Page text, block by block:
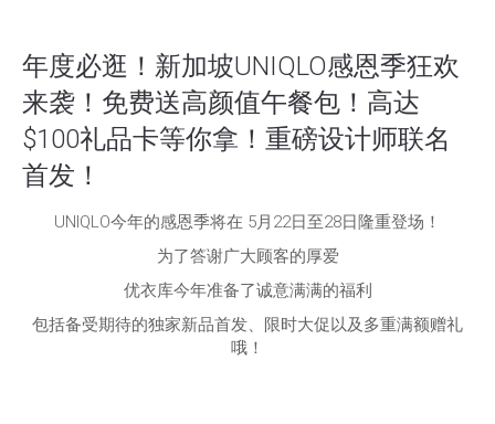
年度必逛！新加坡UNIQLO感恩季狂欢
来袭！免费送高颜值午餐包！高达
$100礼品卡等你拿！重磅设计师联名
首发！
UNIQLO今年的感恩季将在 5月22日至28日隆重登场！
为了答谢广大顾客的厚爱
优衣库今年准备了诚意满满的福利
包括备受期待的独家新品首发、限时大促以及多重满额赠礼
哦！